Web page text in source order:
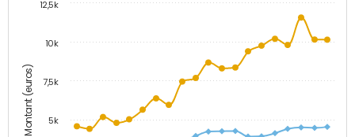
Montant (euros) 5k
7,5k
10k
12,5k